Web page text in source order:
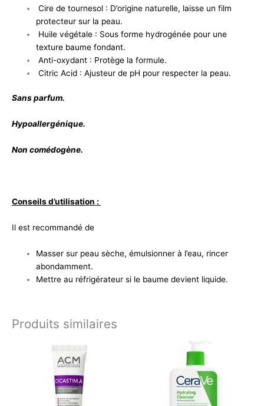
Cire de tournesol : D’origine naturelle, laisse un film
protecteur sur la peau.
Huile végétale : Sous forme hydrogénée pour une
texture baume fondant.
Anti-oxydant : Protège la formule.
Citric Acid : Ajusteur de pH pour respecter la peau.
Sans parfum.
Hypoallergénique.
Non comédogène.
Conseils d’utilisation :
Il est recommandé de
Masser sur peau sèche, émulsionner à l’eau, rincer
abondamment.
Mettre au réfrigérateur si le baume devient liquide.
Produits similaires